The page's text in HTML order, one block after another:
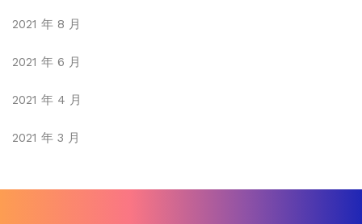
2021 年 8 月
2021 年 6 月
2021 年 4 月
2021 年 3 月